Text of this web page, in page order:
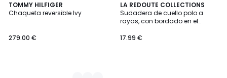
TOMMY HILFIGER
Chaqueta reversible Ivy
279.00 €
2
Colores
LA REDOUTE COLLECTIONS
Sudadera de cuello polo a
rayas, con bordado en el
17.99 €